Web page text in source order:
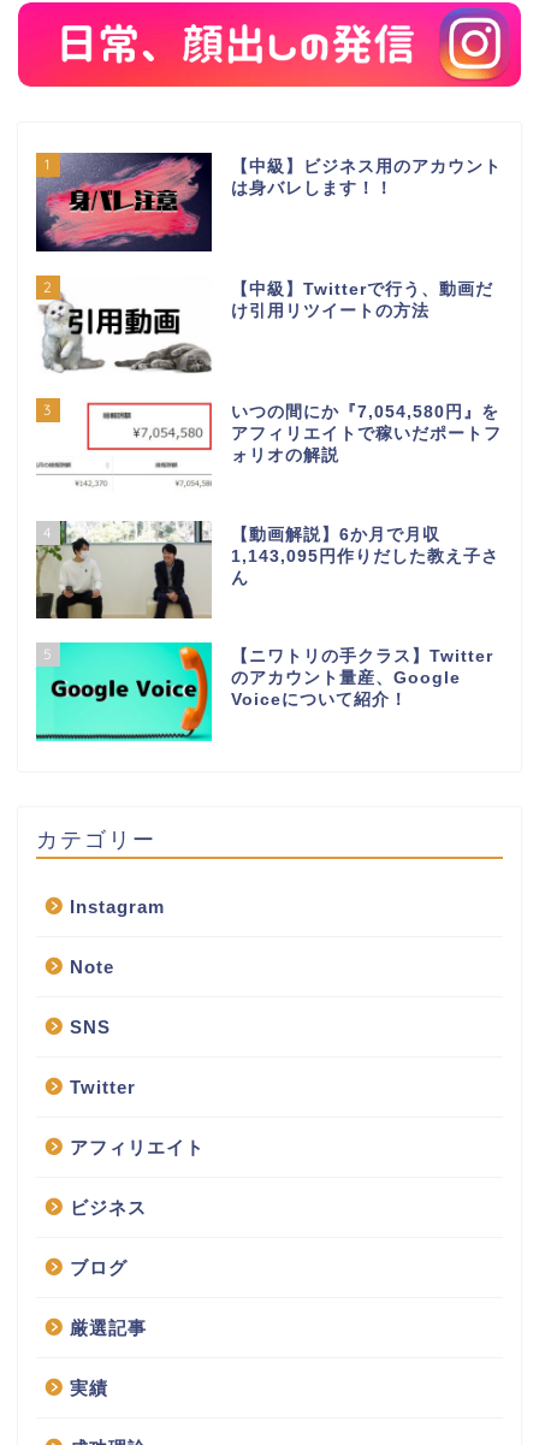
1
【中級】ビジネス用のアカウント
は身バレします！！
2
【中級】Twitterで行う、動画だ
け引用リツイートの方法
3
いつの間にか『7,054,580円』を
アフィリエイトで稼いだポートフ
ォリオの解説
4
【動画解説】6か月で月収
1,143,095円作りだした教え子さ
ん
5
【ニワトリの手クラス】Twitter
のアカウント量産、Google
Voiceについて紹介！
カテゴリー
Instagram
Note
SNS
Twitter
アフィリエイト
ビジネス
ブログ
厳選記事
実績